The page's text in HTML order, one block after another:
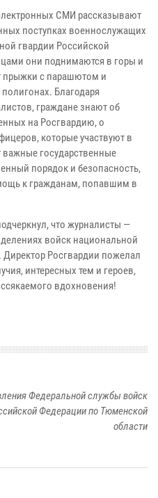
СМИ рассказывают
поступках военнослужащих
гвардии Российской
они поднимаются в горы и
прыжки с парашютом и
Благодаря
граждане знают об
на Росгвардию, о
которые участвуют в
важные государственные
порядок и безопасность,
к гражданам, попавшим в
что журналисты —
войск национальной
Росгвардии пожелал
интересных тем и героев,
вдохновения!
Федеральной службы войск
Федерации по Тюменской
области